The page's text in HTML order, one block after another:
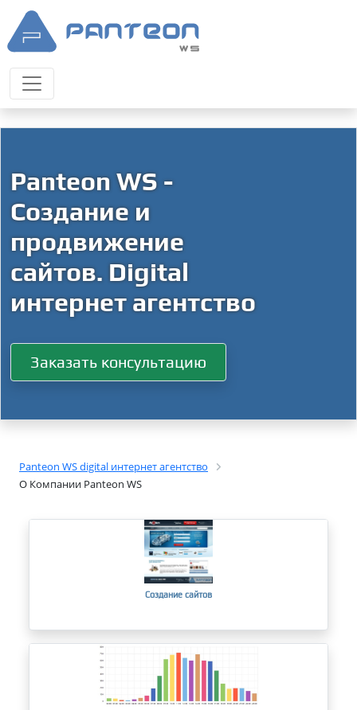
Panteon WS -
Создание и
продвижение
сайтов. Digital
интернет агентство
Заказать консультацию
Panteon WS digital интернет агентство
О Компании Panteon WS
Создание сайтов